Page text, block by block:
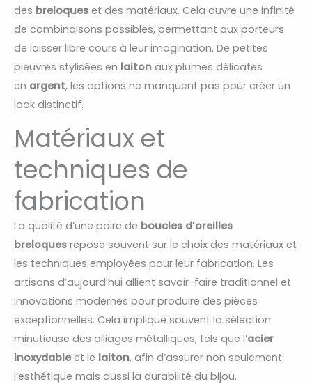
des breloques et des matériaux. Cela ouvre une infinité
de combinaisons possibles, permettant aux porteurs
de laisser libre cours à leur imagination. De petites
pieuvres stylisées en laiton aux plumes délicates
en argent, les options ne manquent pas pour créer un
look distinctif.
Matériaux et
techniques de
fabrication
La qualité d’une paire de boucles d’oreilles
breloques repose souvent sur le choix des matériaux et
les techniques employées pour leur fabrication. Les
artisans d’aujourd’hui allient savoir-faire traditionnel et
innovations modernes pour produire des pièces
exceptionnelles. Cela implique souvent la sélection
minutieuse des alliages métalliques, tels que l’acier
inoxydableet le laiton, afin d’assurer non seulement
l’esthétique mais aussi la durabilité du bijou.